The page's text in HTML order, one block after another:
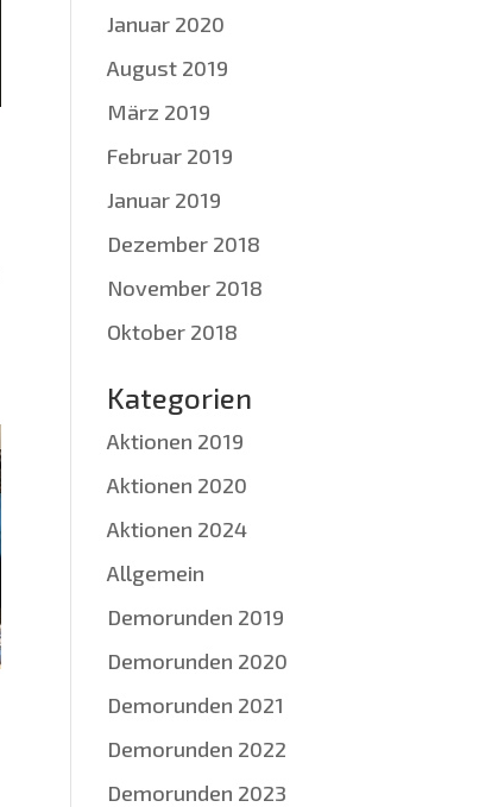
Januar 2020
August 2019
März 2019
Februar 2019
Januar 2019
Dezember 2018
November 2018
Oktober 2018
Kategorien
Aktionen 2019
Aktionen 2020
Aktionen 2024
Allgemein
Demorunden 2019
Demorunden 2020
Demorunden 2021
Demorunden 2022
Demorunden 2023